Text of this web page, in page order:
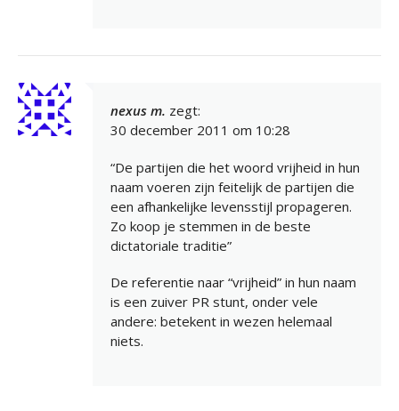
nexus m. zegt:
30 december 2011 om 10:28
“De partijen die het woord vrijheid in hun
naam voeren zijn feitelijk de partijen die
een afhankelijke levensstijl propageren.
Zo koop je stemmen in de beste
dictatoriale traditie”
De referentie naar “vrijheid” in hun naam
is een zuiver PR stunt, onder vele
andere: betekent in wezen helemaal
niets.